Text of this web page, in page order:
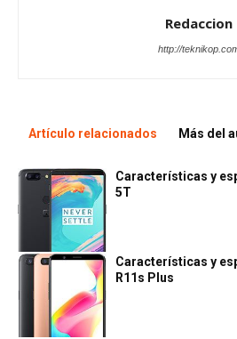
Redaccion
http://
Artículo relacionados Más del
Características y
5T
Características y
R11s Plus